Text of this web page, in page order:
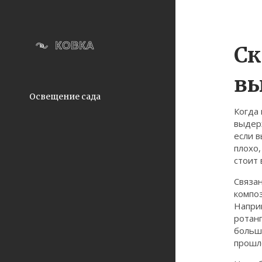
Освещение сада
если
стоит